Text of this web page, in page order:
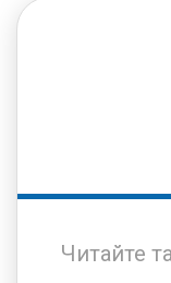
Читайте